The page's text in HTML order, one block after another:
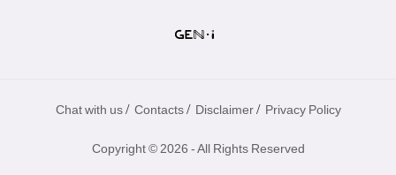
Chat with us / Contacts / Disclaimer / Privacy Policy
Copyright © 2026 - All Rights Reserved